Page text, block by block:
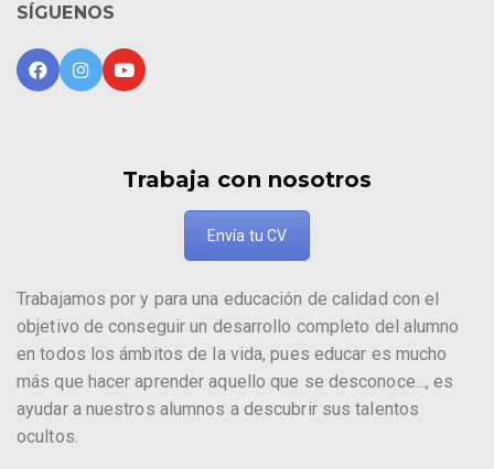
SÍGUENOS
Trabaja con nosotros
Envía tu CV
Trabajamos por y para una educación de calidad con el
objetivo de conseguir un desarrollo completo del alumno
en todos los ámbitos de la vida, pues educar es mucho
más que hacer aprender aquello que se desconoce..., es
ayudar a nuestros alumnos a descubrir sus talentos
ocultos.